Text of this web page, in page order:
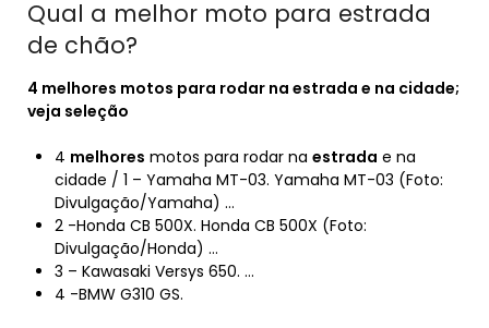
Qual a melhor moto para estrada
de chão?
4 melhores motos para rodar na estrada e na cidade;
veja seleção
4 melhores motos para rodar na estrada e na
cidade / 1 – Yamaha MT-03. Yamaha MT-03 (Foto:
Divulgação/Yamaha) …
2 -Honda CB 500X. Honda CB 500X (Foto:
Divulgação/Honda) …
3 – Kawasaki Versys 650. …
4 -BMW G310 GS.